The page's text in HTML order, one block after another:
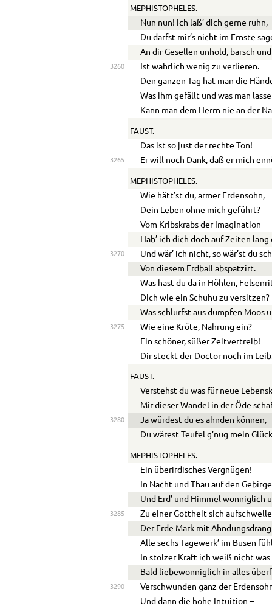
MEPHISTOPHELES.
Nun nun! ich laß’ dich gerne ruhn,
Du darfst mir’s nicht im Ernste
An dir Gesellen unhold, barsch
3260
Ist wahrlich wenig zu verlieren.
Den ganzen Tag hat man die
Was ihm gefällt und was man
Kann man dem Herrn nie an der
FAUST.
Das ist so just der rechte Ton!
3265 Er will noch Dank, daß er mich
MEPHISTOPHELES.
Wie hätt’st du, armer Erdensohn,
Dein Leben ohne mich geführt?
Vom Kribskrabs der Imagination
Hab’ ich dich doch auf Zeiten
3270
Und wär’ ich nicht, so wär’st du
Von diesem Erdball abspatzirt.
Was hast du da in Höhlen,
Dich wie ein Schuhu zu versitzen?
Was schlurfst aus dumpfen Moos
3275
Wie eine Kröte, Nahrung ein?
Ein schöner, süßer Zeitvertreib!
Dir steckt der Doctor noch im
FAUST.
Verstehst du was für neue
Mir dieser Wandel in der Öde
3280
Ja würdest du es ahnden können,
Du wärest Teufel g’nug mein
MEPHISTOPHELES.
Ein überirdisches Vergnügen!
In Nacht und Thau auf den
Und Erd’ und Himmel wonniglich
3285
Zu einer Gottheit sich
Der Erde Mark mit
Alle sechs Tagewerk’ im Busen
In stolzer Kraft ich weiß nicht
Bald liebewonniglich in alles
3290
Verschwunden ganz der
Und dann die hohe Intuition –